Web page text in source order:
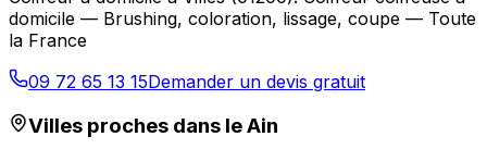
domicile — Brushing, coloration, lissage, coupe — Toute
la France
09 72 65 13 15Demander un devis gratuit
Villes proches dans leAin